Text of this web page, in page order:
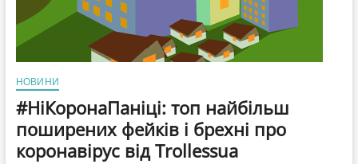
НОВИНИ
#НіКоронаПаніці: топ найбільш
поширених фейків і брехні про
коронавірус від Trollessua